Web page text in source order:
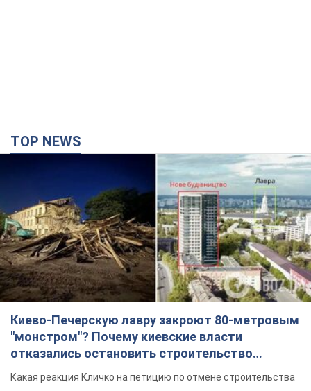
TOP NEWS
Киево-Печерскую лавру закроют 80-метровым
"монстром"? Почему киевские власти
отказались остановить строительство
небоскреба "московского верующего"
Какая реакция Кличко на петицию по отмене строительства